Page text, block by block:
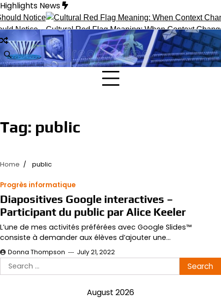
Skip
to
content
Highlights News
Notice Cultural Red Flag Meaning: When Context
Tag: public
Home public
Progrès informatique
Diapositives Google interactives –
Participant du public par Alice Keeler
L’une de mes activités préférées avec Google Slides™
consiste à demander aux élèves d’ajouter une…
Donna Thompson July 21, 2022
Search
for:
August 2026